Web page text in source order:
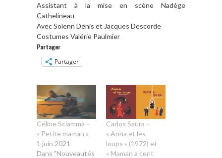
Assistant à la mise en scène Nadège
Cathelineau
Avec Solenn Denis et Jacques Descorde
Costumes Valérie Paulmier
Partager
Partager
Céline Sciamma –
« Petite maman »
1 juin 2021
Dans "Nouveautés
Carlos Saura –
« Anna et les
loups » (1972) et
« Maman a cent